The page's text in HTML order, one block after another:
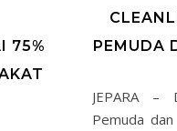
75%
PEMUDA
JEPARA –
Pemuda